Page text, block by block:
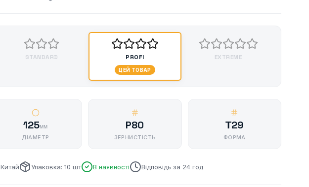
STANDARD PROFI
ЦЕЙ ТОВАР
EXTREME
125мм
ДІАМЕТР
P80
ЗЕРНИСТІСТЬ
Т29
ФОРМА
Китай Упаковка: 10 шт В наявності Відповідь за 24 год